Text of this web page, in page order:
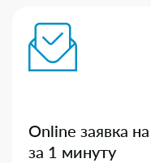
Online заявка
за 1 минуту